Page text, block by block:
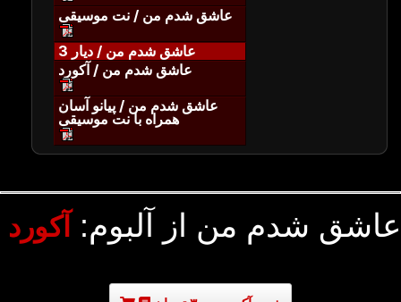
عاشق شدم من / نت موسیقی
عاشق شدم من / دیار 3
عاشق شدم من / آکورد
عاشق شدم من / پیانو آسان
همراه با نت موسیقی
عاشق شدم من از آلبوم: آکورد